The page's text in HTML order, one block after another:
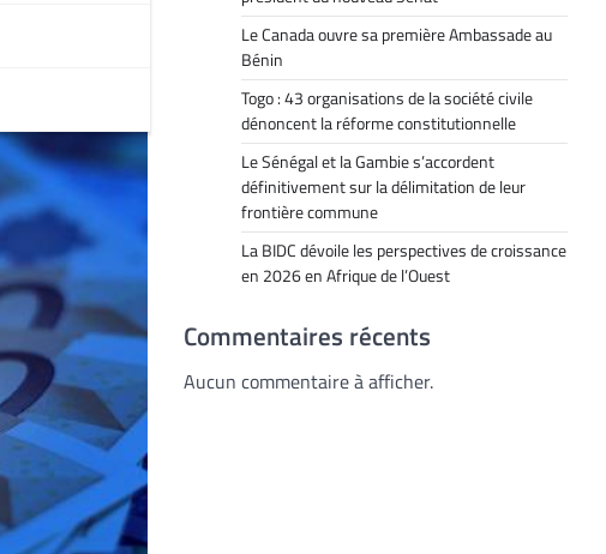
Le Canada ouvre sa première Ambassade au
Bénin
Togo : 43 organisations de la société civile
dénoncent la réforme constitutionnelle
Le Sénégal et la Gambie s’accordent
définitivement sur la délimitation de leur
frontière commune
La BIDC dévoile les perspectives de croissance
en 2026 en Afrique de l’Ouest
Commentaires récents
Aucun commentaire à afficher.